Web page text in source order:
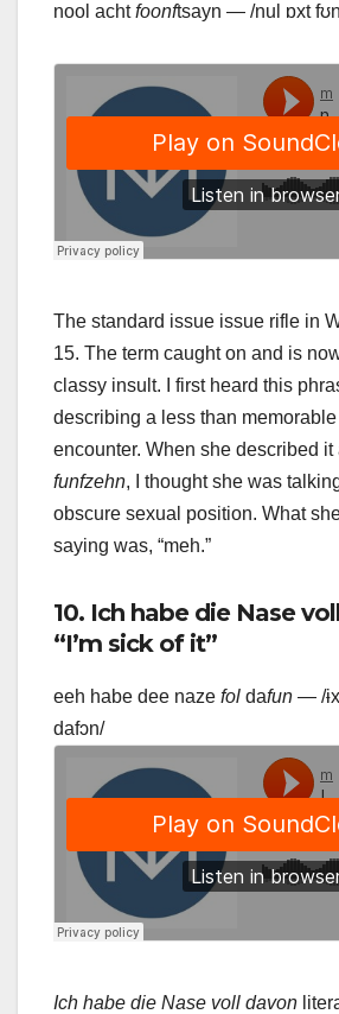
nool achtfoonftsayn — /nul ɒxt
The standard issue issue rifle in
15. The term caught on and is
classy insult. I first heard this
describing a less than memorable
encounter. When she described it
funfzehn, I thought she was
obscure sexual position. What
saying was, “meh.”
10. Ich habe die Nase
“I’m sick of it”
eeh habe dee naze fol dafun — /
dafɔn/
Ich habe die Nase voll davon